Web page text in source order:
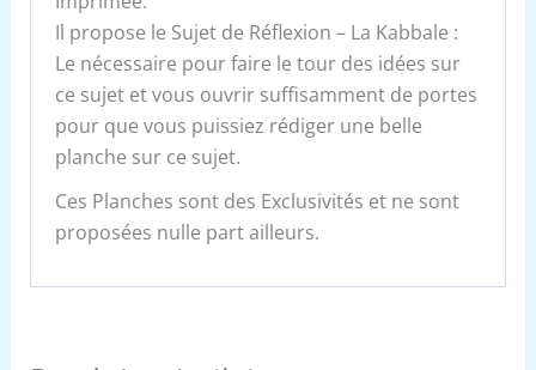
Il propose le Sujet de Réflexion – La Kabbale :
Le nécessaire pour faire le tour des idées sur
ce sujet et vous ouvrir suffisamment de portes
pour que vous puissiez rédiger une belle
planche sur ce sujet.
Ces Planches sont des Exclusivités et ne sont
proposées nulle part ailleurs.